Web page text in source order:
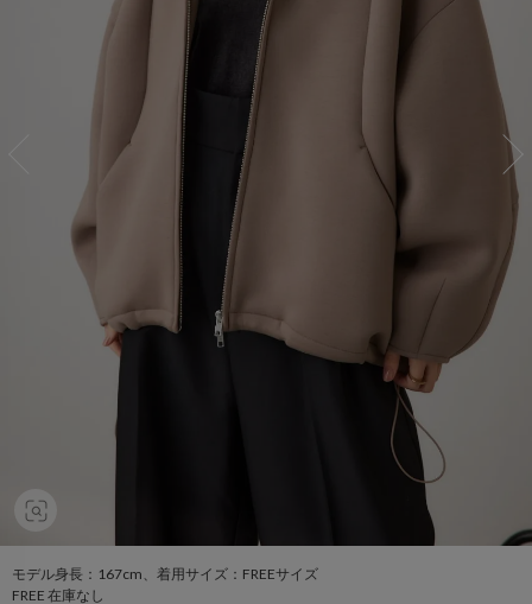
モデル身長：167cm、着用サイズ：FREEサイズ
FREE 在庫なし